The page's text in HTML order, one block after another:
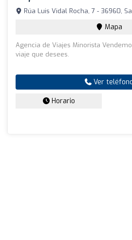
Rúa Luis Vidal Rocha, 7 - 36960,
Mapa
Agencia de Viajes Minorista
viaje que desees.
Ver
Horario